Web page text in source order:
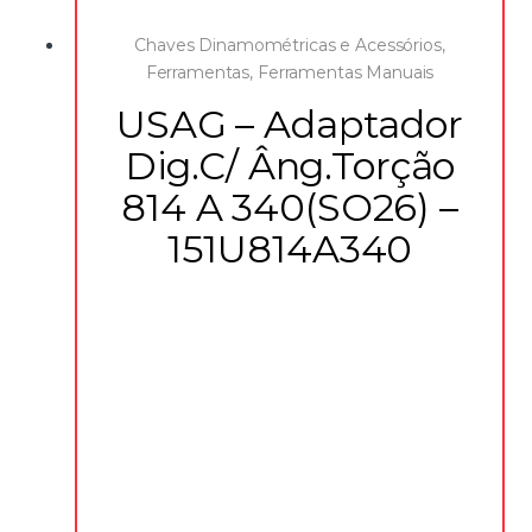
Chaves Dinamométricas e Acessórios,
Ferramentas, Ferramentas Manuais
USAG – Adaptador
Dig.C/ Âng.Torção
814 A 340(SO26) –
151U814A340